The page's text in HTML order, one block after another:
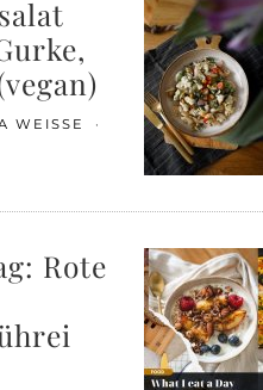
WEISSE
Rote